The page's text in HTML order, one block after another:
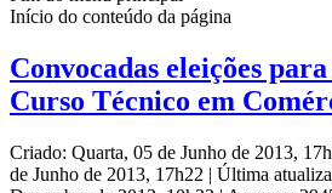
Início do conteúdo da página
Convocadas eleições
Curso Técnico em
Criado: Quarta, 05 de Junho de 2013,
de Junho de 2013, 17h22 | Última